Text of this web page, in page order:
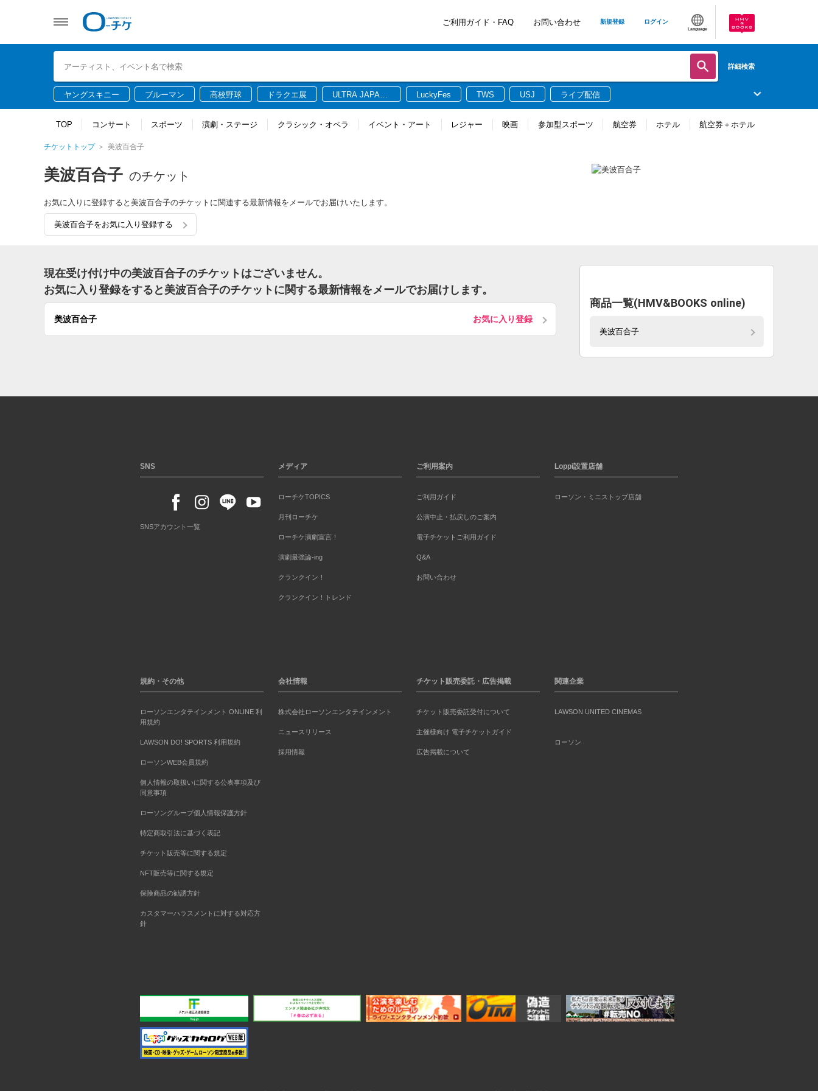
ご利用ガイド・FAQ お問い合わせ 新規登録 ログイン
Language
詳細検索
ヤングスキニー ブルーマン 高校野球 ドラクエ展
ULTRA JAPAN
LuckyFes TWS USJ ライブ配信
TOP コンサート スポーツ 演劇・ステージ クラシック・オペラ イベント・アート レジャー 映画 参加型スポーツ 航空券 ホテル 航空券＋ホテル
チケットトップ 美波百合子
美波百合子 のチケット
お気に入りに登録すると美波百合子のチケットに関連する最新情報をメールでお届けいたします。
美波百合子をお気に入り登録する
現在受け付け中の美波百合子のチケットはございません。
お気に入り登録をすると美波百合子のチケットに関する最新情報をメールでお届けします。
美波百合子 お気に入り登録
商品一覧(HMV&BOOKS online)
美波百合子
SNS
SNSアカウント一覧
メディア
ローチケTOPICS
月刊ローチケ
ローチケ演劇宣言！
演劇最強論-ing
クランクイン！
クランクイン！トレンド
ご利用案内
ご利用ガイド
公演中止・払戻しのご案内
電子チケットご利用ガイド
Q&A
お問い合わせ
Loppi設置店舗
ローソン・ミニストップ店舗
規約・その他
ローソンエンタテインメント ONLINE 利
用規約
LAWSON DO! SPORTS 利用規約
ローソンWEB会員規約
個人情報の取扱いに関する公表事項及び
同意事項
ローソングループ個人情報保護方針
特定商取引法に基づく表記
チケット販売等に関する規定
NFT販売等に関する規定
保険商品の勧誘方針
カスタマーハラスメントに対する対応方
針
会社情報
株式会社ローソンエンタテインメント
ニュースリリース
採用情報
チケット販売委託・広告掲載
チケット販売委託受付について
主催様向け 電子チケットガイド
広告掲載について
関連企業
LAWSON UNITED CINEMAS
ローソン